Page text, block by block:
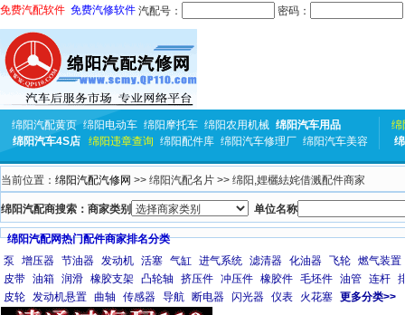
免费汽配软件 免费汽修软件 汽配号： 密码：
绵阳汽配黄页 绵阳电动车 绵阳摩托车 绵阳农用机械 绵阳汽车用品
绵阳汽车4S店
绵阳违章查询 绵阳配件库 绵阳汽车修理厂 绵阳汽车美容
绵
当前位置： 绵阳汽配汽修网 >> 绵阳汽配名片 >> 绵阳,娌欐紶姹借溅配件商家
绵阳汽配商搜索：商家类别 单位名称
绵阳汽配网热门配件商家排名分类
泵
增压器 节油器 发动机 活塞 气缸 进气系统 滤清器 化油器 飞轮 燃气装置
皮带 油箱 润滑 橡胶支架 凸轮轴 挤压件 冲压件 橡胶件 毛坯件 油管 连杆
皮轮 发动机悬置 曲轴 传感器 导航 断电器 闪光器 仪表 火花塞 更多分类>>